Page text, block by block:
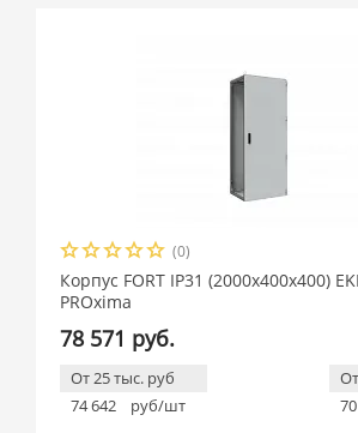
(0)
Корпус FORT IP31 (2000x400x400)
PROxima
78 571 руб.
От 25 тыс. руб
74 642
руб/шт